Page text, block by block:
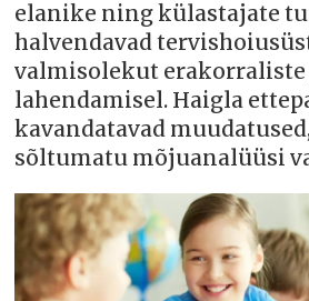
elanike ning külastajate
halvendavad
valmisolekut
lahendamisel. Haigla
kavandatavad
sõltumatu mõjuanalüüsi